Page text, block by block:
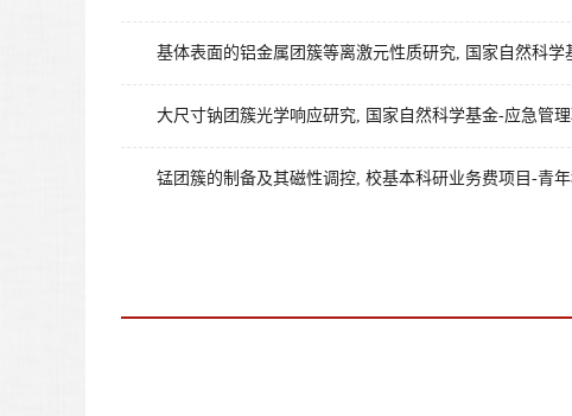
基体表面的铝金属团簇等离激元性质研究, 国家自然科学
大尺寸钠团簇光学响应研究, 国家自然科学基金-应急管
锰团簇的制备及其磁性调控, 校基本科研业务费项目-青